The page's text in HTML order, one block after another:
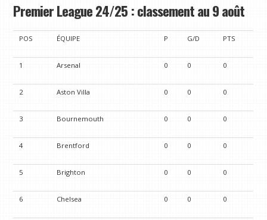
Premier League 24/25 : classement au 9 août
POS ÉQUIPE P G/D PTS
1 Arsenal 0 0 0
2 Aston Villa 0 0 0
3 Bournemouth 0 0 0
4 Brentford 0 0 0
5 Brighton 0 0 0
6 Chelsea 0 0 0